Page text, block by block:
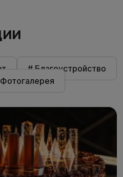
# Благоустройство